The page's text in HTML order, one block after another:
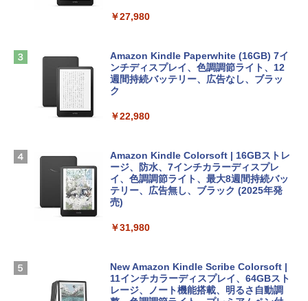
￥2,952
Apple 2026 MacBook Air M5チップ搭載
13インチノートブック：AIとApple Intell
igence、13.6インチLiquid Retinaディ
スプレイ、16GBユニファイドメモリ、51
レームカメラ、日本語キーボード、Touc
￥224,800
【Amazon.co.jp限定】 HP ノートパソコ
ン 15-fd 15.6インチ 16GBメモリ 512GB
FMV ノートパソコン WE1-K3 (MS 365 P
ersonal/Copilotキー搭載/Win 11/15.6型/
ows11、10/mac対応|PC2台
￥39,582
Robloxギフトカード - 2,000 Robux 【限
ラインコード版
￥3,200
ト): Java & Bedrock Edition | オンライ
￥3,600
bデザイン入門講座［第2版］
ClaudeCode いちばんやさしい 教科書:
方 マニュアル AI副業にもコンテンツ作成
￥99
FM TOWNS ハイパー・カタログ: 本体ハ
ェクトリストと最新エミュレータ紹介
￥27,980
Amazon Kindle Paperwhite (16GB) 7イ
ンチディスプレイ、色調調節ライト、12
週間持続バッテリー、広告なし、ブラッ
ク
￥22,980
Amazon Kindle Colorsoft | 16GBストレ
ージ、防水、7インチカラーディスプレ
イ、色調調節ライト、最大8週間持続バッ
テリー、広告無し、ブラック (2025年発
売)
￥31,980
New Amazon Kindle Scribe Colorsoft |
11インチカラーディスプレイ、64GBスト
レージ、ノート機能搭載、明るさ自動調